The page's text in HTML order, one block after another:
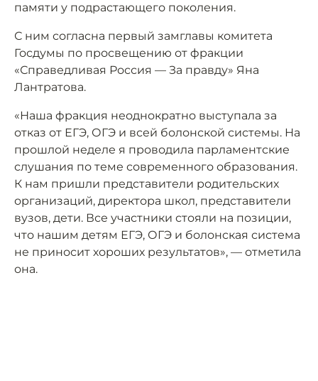
памяти у подрастающего поколения.
С ним согласна первый замглавы комитета
Госдумы по просвещению от фракции
«Справедливая Россия — За правду» Яна
Лантратова.
«Наша фракция неоднократно выступала за
отказ от ЕГЭ, ОГЭ и всей болонской системы. На
прошлой неделе я проводила парламентские
слушания по теме современного образования.
К нам пришли представители родительских
организаций, директора школ, представители
вузов, дети. Все участники стояли на позиции,
что нашим детям ЕГЭ, ОГЭ и болонская система
не приносит хороших результатов», — отметила
она.